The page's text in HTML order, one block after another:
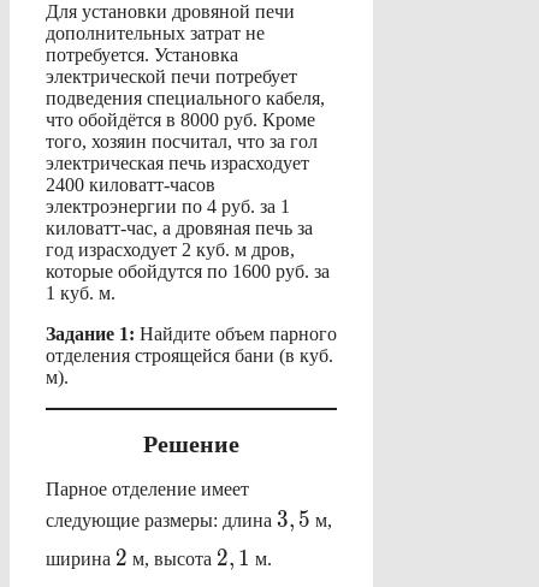
Для установки дровяной печи
дополнительных затрат не
потребуется. Установка
электрической печи потребует
подведения специального кабеля,
что обойдётся в 8000 руб. Кроме
того, хозяин посчитал, что за гол
электрическая печь израсходует
2400 киловатт-часов
электроэнергии по 4 руб. за 1
киловатт-час, а дровяная печь за
год израсходует 2 куб. м дров,
которые обойдутся по 1600 руб. за
1 куб. м.
Задание 1: Найдите объем парного
отделения строящейся бани (в куб.
м).
Решение
Парное отделение имеет
следующие размеры: длина 3,5
3, 5 м,
ширина 2
2 м, высота 2,1
2, 1 м.